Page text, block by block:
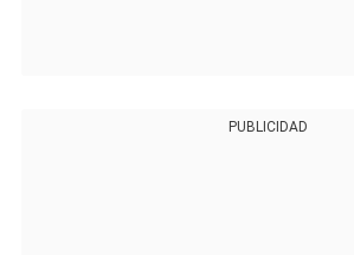
PUBLICIDAD